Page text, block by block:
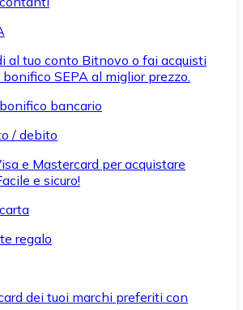
al tuo conto Bitnovo o fai acquisti
SEPA al miglior prezzo.
bancario
/ debito
e Mastercard per acquistare
e sicuro!
regalo
dei tuoi marchi preferiti con